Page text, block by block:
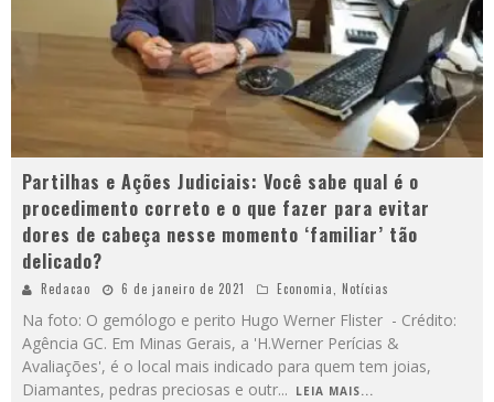
Partilhas e Ações Judiciais: Você sabe qual é o
procedimento correto e o que fazer para evitar
dores de cabeça nesse momento ‘familiar’ tão
delicado?
Redacao 6 de janeiro de 2021 Economia, Notícias
Na foto: O gemólogo e perito Hugo Werner Flister - Crédito:
Agência GC. Em Minas Gerais, a 'H.Werner Perícias &
Avaliações', é o local mais indicado para quem tem joias,
Diamantes, pedras preciosas e outr... LEIA MAIS...